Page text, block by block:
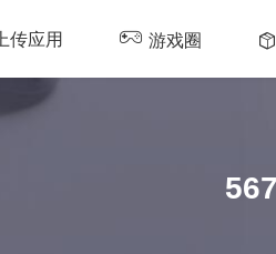
上传应用 游戏圈